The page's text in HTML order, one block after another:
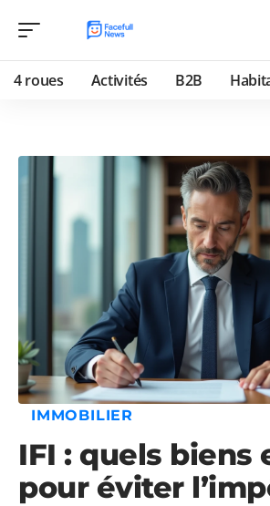
4 roues Activités B2B
IMMOBILIER
IFI : quels biens
pour éviter